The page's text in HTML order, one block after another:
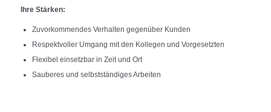
Ihre Stärken:
Zuvorkommendes Verhalten gegenüber Kunden
Respektvoller Umgang mit den Kollegen und Vorgesetzten
Flexibel einsetzbar in Zeit und Ort
Sauberes und selbstständiges Arbeiten